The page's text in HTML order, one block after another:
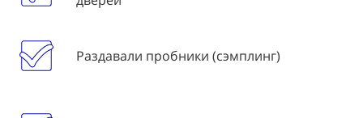
Раздавали пробники (сэмплинг)